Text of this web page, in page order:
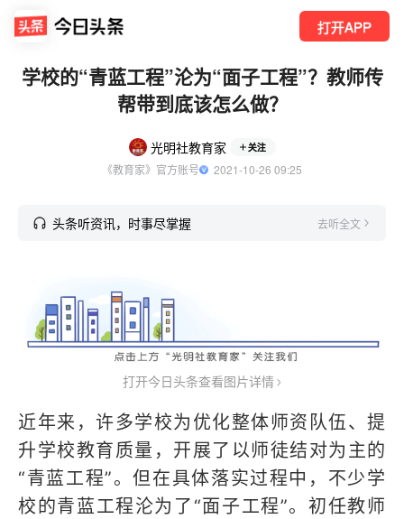
打开APP
学校的“青蓝工程”沦为“面子工程”？教师传
帮带到底该怎么做？
光明社教育家 关注
《教育家》官方账号
  2021-10-26 09:25
头条听资讯，时事尽掌握 去听全文
打开今日头条查看图片详情
近年来，许多学校为优化整体师资队伍、提
升学校教育质量，开展了以师徒结对为主的
“青蓝工程”。但在具体落实过程中，不少学
校的青蓝工程沦为了“面子工程”。初任教师